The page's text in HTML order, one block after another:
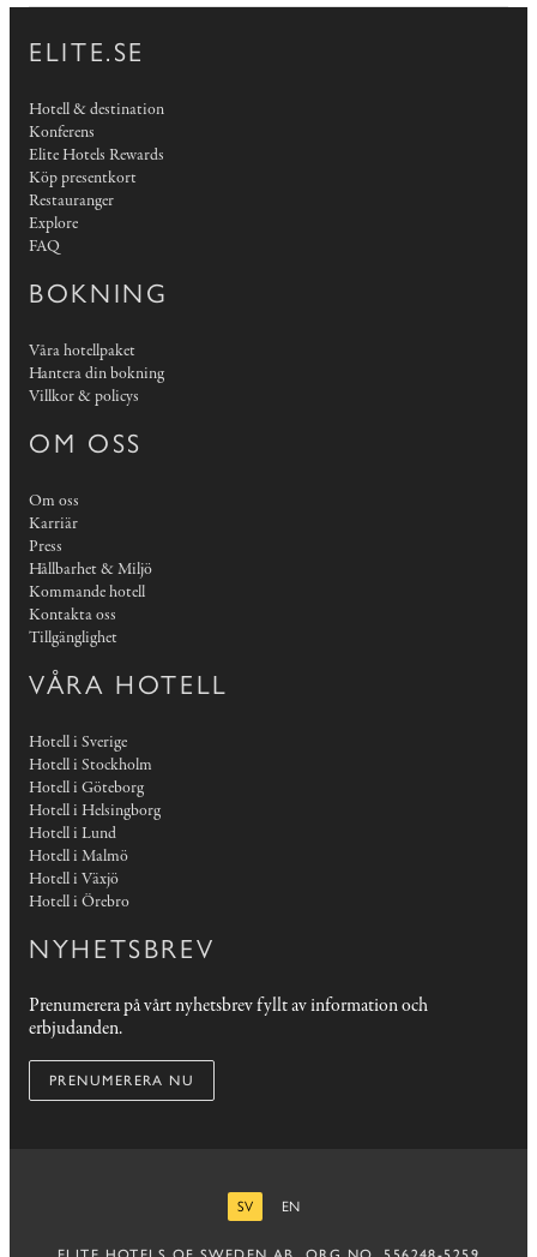
ELITE.SE
Hotell & destination
Konferens
Elite Hotels Rewards
Köp presentkort
Restauranger
Explore
FAQ
BOKNING
Våra hotellpaket
Hantera din bokning
Villkor & policys
OM OSS
Om oss
Karriär
Press
Hållbarhet & Miljö
Kommande hotell
Kontakta oss
Tillgänglighet
VÅRA HOTELL
Hotell i Sverige
Hotell i Stockholm
Hotell i Göteborg
Hotell i Helsingborg
Hotell i Lund
Hotell i Malmö
Hotell i Växjö
Hotell i Örebro
NYHETSBREV
Prenumerera på vårt nyhetsbrev fyllt av information och
erbjudanden.
PRENUMERERA NU
SV
EN